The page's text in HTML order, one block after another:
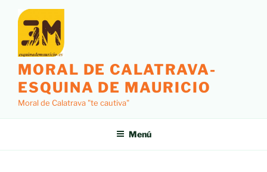
contenido
MORAL DE CALATRAVA-
ESQUINA DE MAURICIO
Moral de Calatrava "te cautiva"
Menú